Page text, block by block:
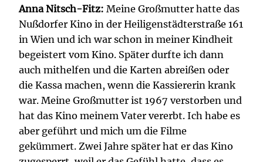
Anna Nitsch-Fitz: Meine Großmutter hatte das
Nußdorfer Kino in der Heiligenstädterstraße 161
in Wien und ich war schon in meiner Kindheit
begeistert vom Kino. Später durfte ich dann
auch mithelfen und die Karten abreißen oder
die Kassa machen, wenn die Kassiererin krank
war. Meine Großmutter ist 1967 verstorben und
hat das Kino meinem Vater vererbt. Ich habe es
aber geführt und mich um die Filme
gekümmert. Zwei Jahre später hat er das Kino